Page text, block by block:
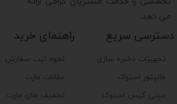
تجهیزات ذخیره سازی
مانیتور استوک
مینی کیس استوک
دسترسی سریع راهنمای خرید
نحوه ثبت سفارش
مقالات مارت
تخفیف های مارت
می دهد.